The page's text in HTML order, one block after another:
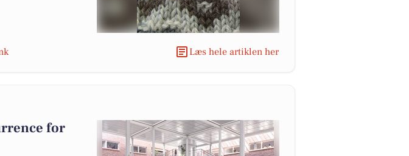
Læs hele artiklen her
for